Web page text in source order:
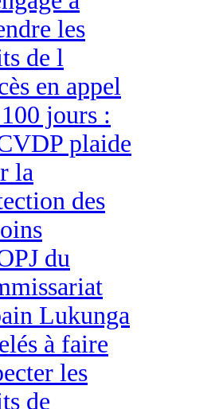
les
de l
en appel
jours :
plaide
la
des
du
Lukunga
à faire
les
de